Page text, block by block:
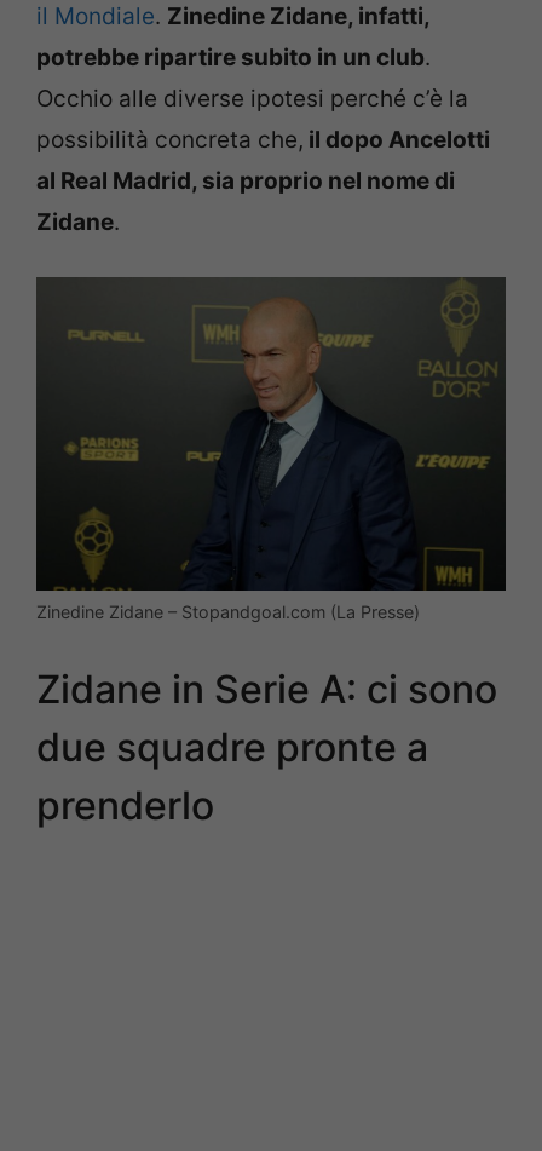
il Mondiale. Zinedine Zidane, infatti,
potrebbe ripartire subito in un club.
Occhio alle diverse ipotesi perché c’è la
possibilità concreta che, il dopo Ancelotti
al Real Madrid, sia proprio nel nome di
Zidane.
Zinedine Zidane – Stopandgoal.com (La Presse)
Zidane in Serie A: ci sono
due squadre pronte a
prenderlo